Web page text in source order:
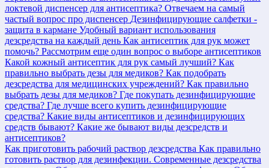
локтевой диспенсер для антисептика? Отвечаем на самый
частый вопрос про диспенсер Дезинфицирующие салфетки -
защита в кармане Удобный вариант использования
дезсредства на каждый день Как антисептик для рук может
помочь? Рассмотрим еще один вопрос о выборе антисептиков
Какой кожный антисептик для рук самый лучший? Как
правильно выбрать дезы для медиков? Как подобрать
дезсредства для медицинских учреждений? Как правильно
выбрать дезы для медиков? Где покупать дезинфицирующие
средства? Где лучше всего купить дезинфицирующие
средства? Какие виды антисептиков и дезинфицирующих
средств бывают? Какие же бывают виды дезсредств и
антисептиков?
Как приготовить рабочий раствор дезсредства Как правильно
готовить раствор для дезинфекции. Современные дезсредства